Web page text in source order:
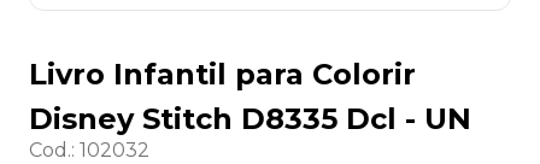
Livro Infantil para Colorir
Disney Stitch D8335 Dcl - UN
Cod.: 102032